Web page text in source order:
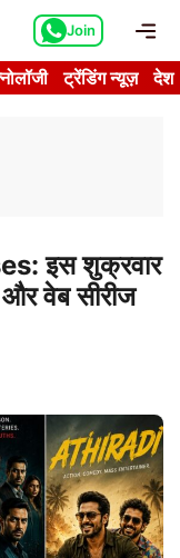
Join
ट्रेंडिंग न्यूज़ देश
इस शुक्रवार
वेब सीरीज